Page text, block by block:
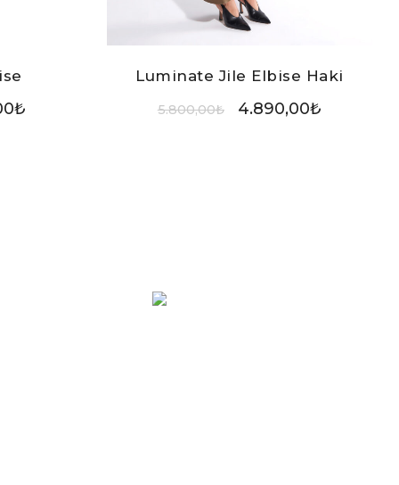
₺
Luminate Jile Elbise Haki
5.800,00₺ 4.890,00₺